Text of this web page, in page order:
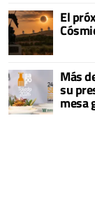
El
Más
su
mesa